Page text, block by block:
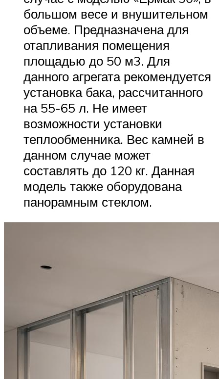
большом весе и внушительном
объеме. Предназначена для
отапливания помещения
площадью до 50 м3. Для
данного агрегата рекомендуется
установка бака, рассчитанного
на 55-65 л. Не имеет
возможности установки
теплообменника. Вес камней в
данном случае может
составлять до 120 кг. Данная
модель также оборудована
панорамным стеклом.